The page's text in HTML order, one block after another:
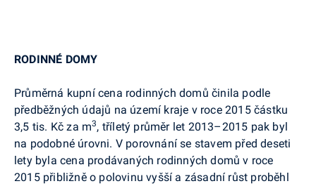
RODINNÉ DOMY
Průměrná kupní cena rodinných domů činila podle
předběžných údajů na území kraje v roce 2015 částku
3,5 tis. Kč za m3, tříletý průměr let 2013–2015 pak byl
na podobné úrovni. V porovnání se stavem před deseti
lety byla cena prodávaných rodinných domů v roce
2015 přibližně o polovinu vyšší a zásadní růst proběhl